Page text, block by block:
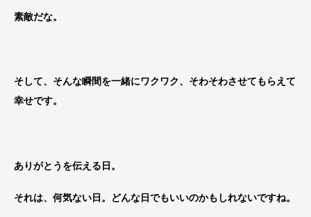
素敵だな。
そして、そんな瞬間を一緒にワクワク、そわそわさせてもらえて
幸せです。
ありがとうを伝える日。
それは、何気ない日。どんな日でもいいのかもしれないですね。